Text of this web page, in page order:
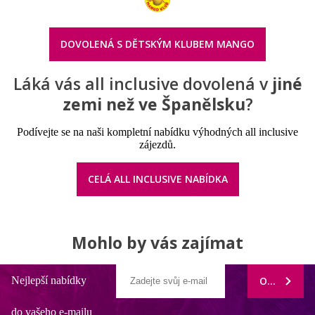
DOVOLENÁ S DĚTSKÝM KLUBEM MANGO
Láká vás all inclusive dovolená v jiné
zemi než ve Španělsku?
Podívejte se na naši kompletní nabídku výhodných all inclusive
zájezdů.
CELÁ ALL INCLUSIVE NABÍDKA
Mohlo by vás zajímat
Nejlepší nabídky
do vašeho e-mailu
ODEBÍRAT